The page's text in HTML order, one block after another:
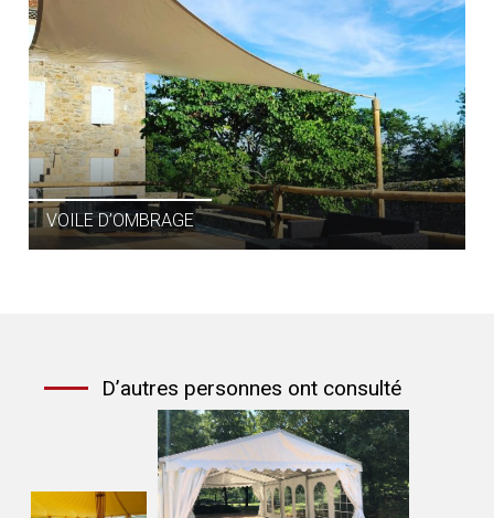
VOILE D’OMBRAGE
D’autres personnes ont consulté